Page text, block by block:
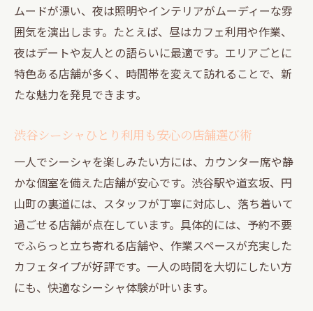
ムードが漂い、夜は照明やインテリアがムーディーな雰
囲気を演出します。たとえば、昼はカフェ利用や作業、
夜はデートや友人との語らいに最適です。エリアごとに
特色ある店舗が多く、時間帯を変えて訪れることで、新
たな魅力を発見できます。
渋谷シーシャひとり利用も安心の店舗選び術
一人でシーシャを楽しみたい方には、カウンター席や静
かな個室を備えた店舗が安心です。渋谷駅や道玄坂、円
山町の裏道には、スタッフが丁寧に対応し、落ち着いて
過ごせる店舗が点在しています。具体的には、予約不要
でふらっと立ち寄れる店舗や、作業スペースが充実した
カフェタイプが好評です。一人の時間を大切にしたい方
にも、快適なシーシャ体験が叶います。